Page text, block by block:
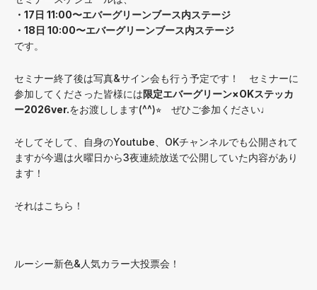
・17日 11:00〜エバーグリーンブース内ステージ
・18日 10:00〜エバーグリーンブース内ステージ
です。
セミナー終了後は写真&サイン会も行う予定です！ セミナーに
参加してくださった皆様には限定エバーグリーン×OKステッカ
ー2026ver.をお渡しします(^^)⭐︎ ぜひご参加ください♩
そしてそして、自身のYoutube、OKチャンネルでも公開されて
ますが今週は火曜日から3夜連続放送で公開していた内容があり
ます！
それはこちら！
ルーシー新色&人気カラー大投票会！